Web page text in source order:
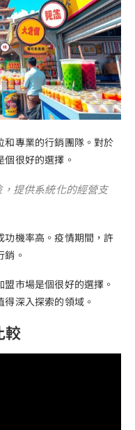
和專業的行銷團隊。對於
很好的選擇。
，提供系統化的經營支
功機率高。疫情期間，許
銷。
市場是個很好的選擇。
深入探索的領域。
較